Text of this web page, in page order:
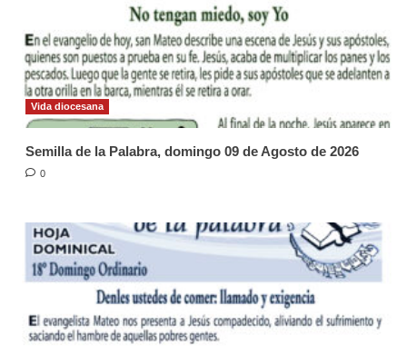
Vida diocesana
Semilla de la Palabra, domingo 09 de Agosto de 2026
0